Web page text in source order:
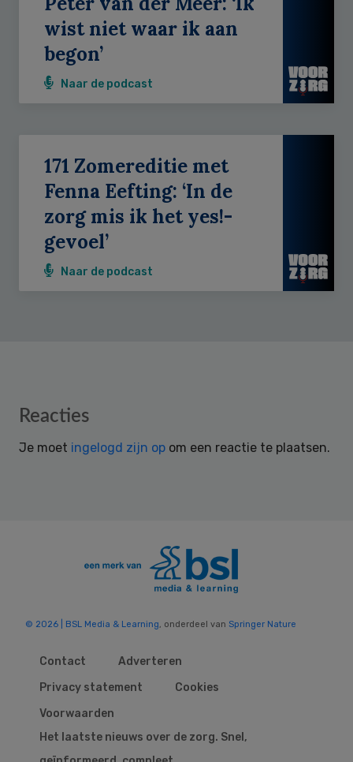
wist niet waar ik aan
begon’
Naar de podcast
171 Zomereditie met
Fenna Eefting: ‘In de
zorg mis ik het yes!-
gevoel’
Naar de podcast
Reader
Reacties
Je moet ingelogd zijn op om een reactie te plaatsen.
© 2026 | BSL Media & Learning , onderdeel van Springer Nature
Contact
Adverteren
Privacy statement
Cookies
Voorwaarden
Het laatste nieuws over de zorg. Snel,